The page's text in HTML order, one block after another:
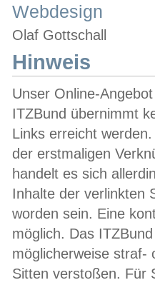
Webdesign
Olaf Gottschall
Hinweis
Unser Online-
ITZBund übernimmt
Links erreicht
der erstmaligen
handelt es sich
Inhalte der verlinkten
worden sein. Eine
möglich. Das
möglicherweise straf-
Sitten verstoßen. Für